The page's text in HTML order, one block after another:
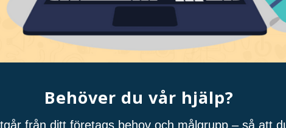
Behöver du vår hjälp?
från ditt företags behov och målgrupp – så att